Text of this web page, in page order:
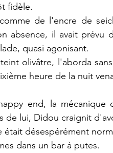
fidèle.
de l'encre de
absence, il avait prévu
quasi agonisant.
olivâtre, l'aborda
heure de la nuit
end, la mécanique
de lui, Didou craignit
désespérément
dans un bar à putes.